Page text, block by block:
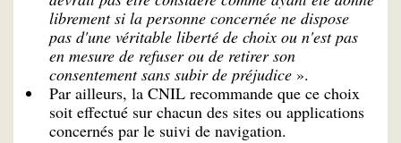
librement si la personne concernée ne dispose
pas d'une véritable liberté de choix ou n'est pas
en mesure de refuser ou de retirer son
consentement sans subir de préjudice ».
Par ailleurs, la CNIL recommande que ce choix
soit effectué sur chacun des sites ou applications
concernés par le suivi de navigation.